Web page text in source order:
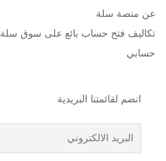
عن منصة سلة
تكاليف فتح حساب بائع على سوق سلة
حسابي
انضم لقائمتنا البريدية